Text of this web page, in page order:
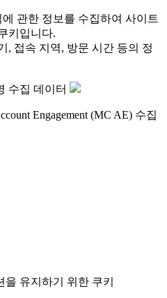
관한 정보를 수집하여 사이트
키입니다.
, 접속 지역, 방문 시간 등의 정
수집 데이터
Engagement (MC AE) 수집
유지하기 위한 쿠키